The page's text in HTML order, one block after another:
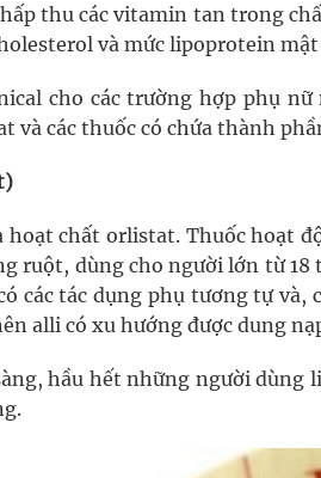
thu các vitamin tan trong
và mức lipoprotein
cho các trường hợp phụ
và các thuốc có chứa thành
hoạt chất orlistat. Thuốc hoạt
ruột, dùng cho người lớn từ
các tác dụng phụ tương tự và,
alli có xu hướng được dung
hầu hết những người dùng